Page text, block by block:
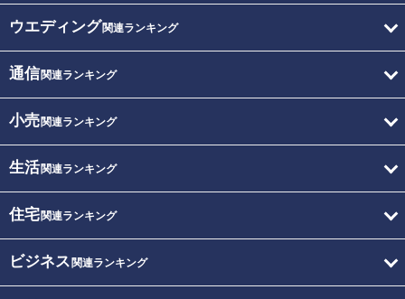
ウエディング関連ランキング
通信関連ランキング
小売関連ランキング
生活関連ランキング
住宅関連ランキング
ビジネス 関連ランキング